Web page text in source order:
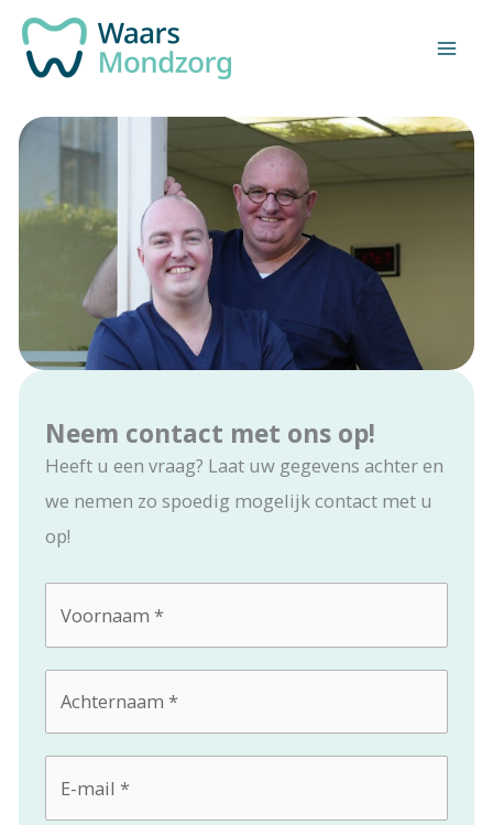
naar
inhoud
Neem contact met ons op!
Heeft u een vraag? Laat uw gegevens achter en
we nemen zo spoedig mogelijk contact met u
op!